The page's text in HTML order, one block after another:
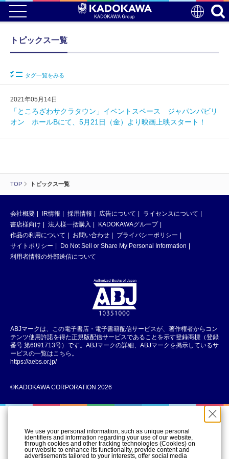
TOP トピックス一覧
トピックス一覧
タグ一覧をみる
2021年05月14日
「ところざわサクラタウン」イベントスペース ジャパンパビリ
オン ホールBにて、5月21日（金）より映画上映スタート！
会社概要 IR情報 採用情報 広告について
ライセンスについて
書店様向け
法人様一括購入
KADOKAWAグループ
作品の利用について
お問い合わせ
プライバシーポリシー
サイトポリシー
Do Not Sell or Share My Personal Information
利用者情報の外部送信について
ABJマークは、この電子書店・電子書籍配信サービスが、著作権者からコン
テンツ使用許諾を得た正規版配信サービスであることを示す登録商標（登録
番号 第6091713号）です。ABJマークの詳細、ABJマークを掲示しているサ
ービスの一覧はこちら。
https://aebs.or.jp/
©KADOKAWA CORPORATION 2026
We use your personal information, such as unique personal
identifiers and information regarding your use of our website,
through cookies and other tracking technologies (Cookies) on
our website to enhance its functionality, provide content and
advertisements tailored to your interests, offer social media